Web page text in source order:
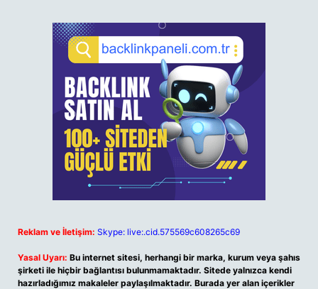
Reklam ve İletişim: Skype: live:.cid.575569c608265c69
Yasal Uyarı: Bu internet sitesi, herhangi bir marka, kurum veya şahıs
şirketi ile hiçbir bağlantısı bulunmamaktadır. Sitede yalnızca kendi
hazırladığımız makaleler paylaşılmaktadır. Burada yer alan içerikler